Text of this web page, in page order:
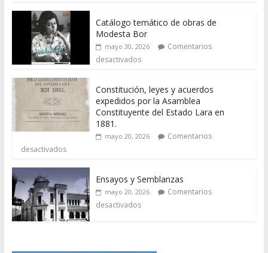
Catálogo temático de obras de
Modesta Bor
mayo 30, 2026
Comentarios
desactivados
Constitución, leyes y acuerdos
expedidos por la Asamblea
Constituyente del Estado Lara en
1881.
mayo 20, 2026
Comentarios
desactivados
Ensayos y Semblanzas
mayo 20, 2026
Comentarios
desactivados